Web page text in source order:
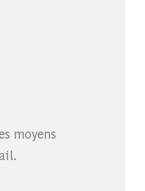
moyens